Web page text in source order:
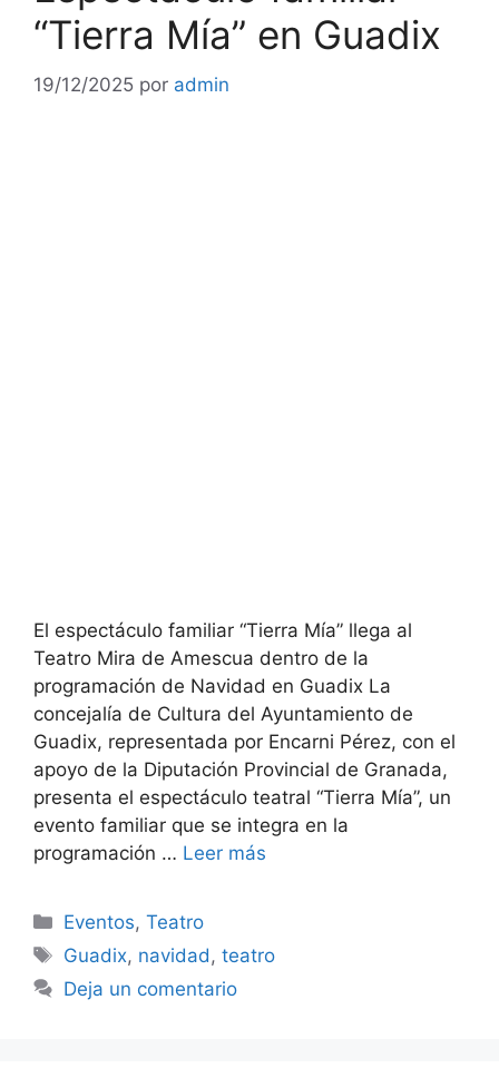
“Tierra Mía” en Guadix
19/12/2025 por admin
El espectáculo familiar “Tierra Mía” llega al
Teatro Mira de Amescua dentro de la
programación de Navidad en Guadix La
concejalía de Cultura del Ayuntamiento de
Guadix, representada por Encarni Pérez, con el
apoyo de la Diputación Provincial de Granada,
presenta el espectáculo teatral “Tierra Mía”, un
evento familiar que se integra en la
programación … Leer más
Categorías
Eventos,Teatro
Etiquetas
Guadix, navidad ,teatro
Deja un comentario